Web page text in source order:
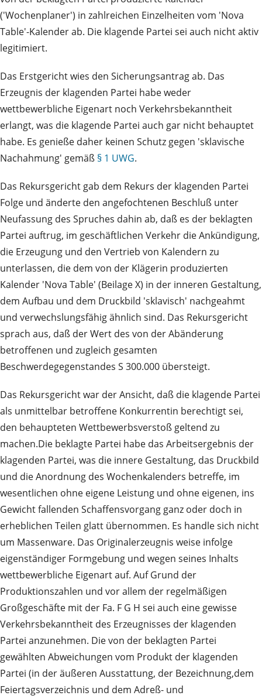
('Wochenplaner') in zahlreichen Einzelheiten vom 'Nova
Table'-Kalender ab. Die klagende Partei sei auch nicht aktiv
legitimiert.
Das Erstgericht wies den Sicherungsantrag ab. Das
Erzeugnis der klagenden Partei habe weder
wettbewerbliche Eigenart noch Verkehrsbekanntheit
erlangt, was die klagende Partei auch gar nicht behauptet
habe. Es genieße daher keinen Schutz gegen 'sklavische
Nachahmung' gemäß § 1 UWG.
Das Rekursgericht gab dem Rekurs der klagenden Partei
Folge und änderte den angefochtenen Beschluß unter
Neufassung des Spruches dahin ab, daß es der beklagten
Partei auftrug, im geschäftlichen Verkehr die Ankündigung,
die Erzeugung und den Vertrieb von Kalendern zu
unterlassen, die dem von der Klägerin produzierten
Kalender 'Nova Table' (Beilage X) in der inneren Gestaltung,
dem Aufbau und dem Druckbild 'sklavisch' nachgeahmt
und verwechslungsfähig ähnlich sind. Das Rekursgericht
sprach aus, daß der Wert des von der Abänderung
betroffenen und zugleich gesamten
Beschwerdegegenstandes S 300.000 übersteigt.
Das Rekursgericht war der Ansicht, daß die klagende Partei
als unmittelbar betroffene Konkurrentin berechtigt sei,
den behaupteten Wettbewerbsverstoß geltend zu
machen.Die beklagte Partei habe das Arbeitsergebnis der
klagenden Partei, was die innere Gestaltung, das Druckbild
und die Anordnung des Wochenkalenders betreffe, im
wesentlichen ohne eigene Leistung und ohne eigenen, ins
Gewicht fallenden Schaffensvorgang ganz oder doch in
erheblichen Teilen glatt übernommen. Es handle sich nicht
um Massenware. Das Originalerzeugnis weise infolge
eigenständiger Formgebung und wegen seines Inhalts
wettbewerbliche Eigenart auf. Auf Grund der
Produktionszahlen und vor allem der regelmäßigen
Großgeschäfte mit der Fa. F G H sei auch eine gewisse
Verkehrsbekanntheit des Erzeugnisses der klagenden
Partei anzunehmen. Die von der beklagten Partei
gewählten Abweichungen vom Produkt der klagenden
Partei (in der äußeren Ausstattung, der Bezeichnung,dem
Feiertagsverzeichnis und dem Adreß- und